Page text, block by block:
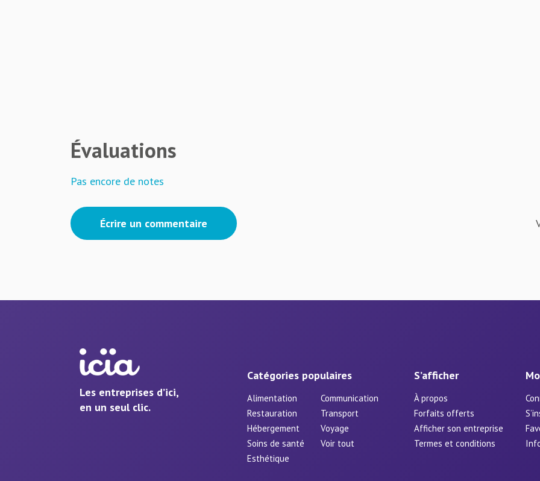
Évaluations
Pas encore de notes
Écrire un commentaire
Les entreprises d’ici,
en un seul clic.
Catégories populaires
Alimentation
Communication
Restauration
Transport
Hébergement
Voyage
Soins de santé
Voir tout
Esthétique
S’afficher
À propos
Forfaits offerts
Afficher son entreprise
Termes et conditions